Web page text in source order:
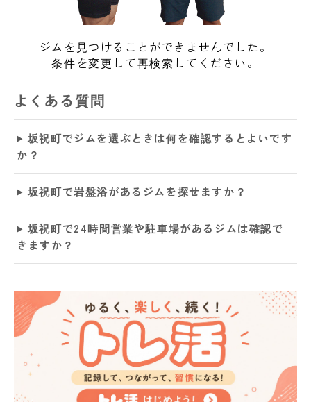
ジムを見つけることができませんでした。
条件を変更して再検索してください。
よくある質問
坂祝町でジムを選ぶときは何を確認するとよいです
か？
坂祝町で岩盤浴があるジムを探せますか？
坂祝町で24時間営業や駐車場があるジムは確認で
きますか？